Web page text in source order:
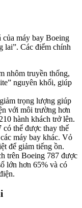
của máy bay Boeing
lai”. Các điểm chính
nhôm truyền thống,
nguyên khối, giúp
trọng lượng giúp
với môi trường hơn
hành khách trở lên.
thể được thay thế
máy bay khác. Vỏ
để giảm tiếng ồn.
trên Boeing 787 được
lớn hơn 65% và có